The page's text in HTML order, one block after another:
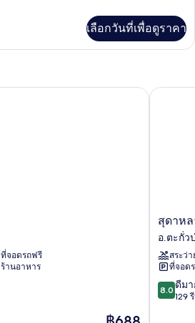
เลือกวันที่เพื่อดูราคา
ที่จอดรถฟรี
ร้านอาหาร
ราคา
สุดา
หลา
บีช
รีสอร์ท
อ.ตะกั่ว
สุดาห
อ.ตะกั่ว
สระว่
ที่จอด
8.0
จาก
8.0 ดีม
129
สุดาหลา